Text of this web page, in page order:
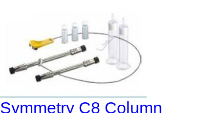
Symmetry C8 Column